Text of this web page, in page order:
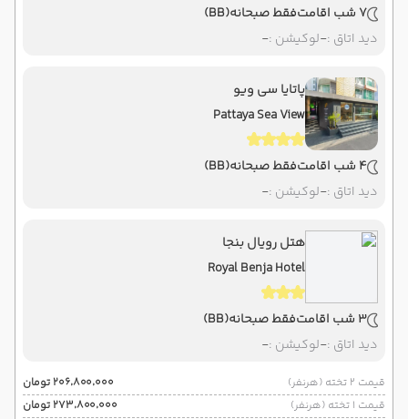
7 شب اقامت فقط صبحانه(BB)
دید اتاق :-لوکیشن :-
پاتایا سی ویو
Pattaya Sea View
4 شب اقامت فقط صبحانه(BB)
دید اتاق :-لوکیشن :-
هتل رویال بنجا
Royal Benja Hotel
3 شب اقامت فقط صبحانه(BB)
دید اتاق :-لوکیشن :-
قیمت 2 تخته (هرنفر)
۲۰۶٬۸۰۰٬۰۰۰ تومان
قیمت 1 تخته (هرنفر)
۲۷۳٬۸۰۰٬۰۰۰ تومان